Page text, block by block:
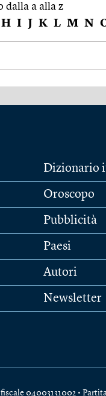
dalla a alla z
H I J K L M N
Dizionario
Oroscopo
Pubblicità
Paesi
Autori
Newsletter
04003131002 •